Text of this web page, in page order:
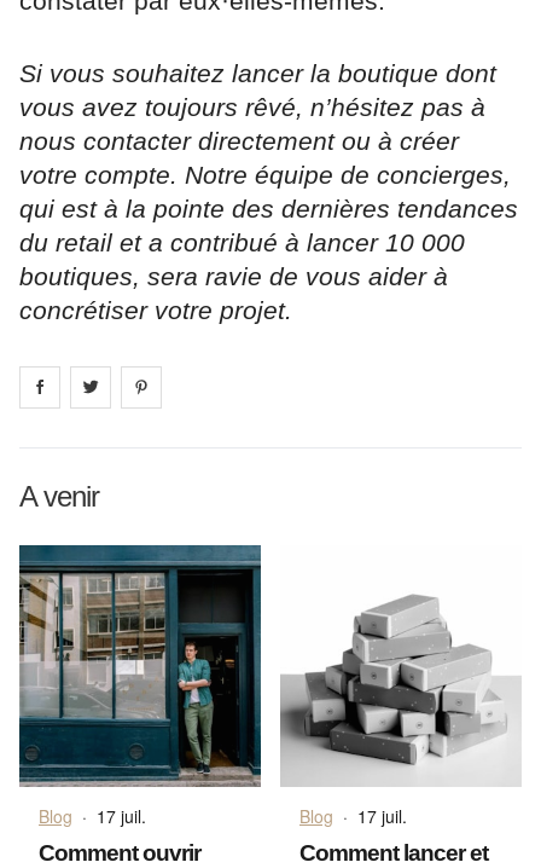
Si vous souhaitez lancer la boutique dont
vous avez toujours rêvé, n’hésitez pas à
nous contacter directement ou à créer
votre compte. Notre équipe de concierges,
qui est à la pointe des dernières tendances
du retail et a contribué à lancer 10 000
boutiques, sera ravie de vous aider à
concrétiser votre projet.
Share on facebook
Share on
A venir
Blog · 17 juil.
Comment ouvrir
Blog · 17 juil.
Comment lancer et